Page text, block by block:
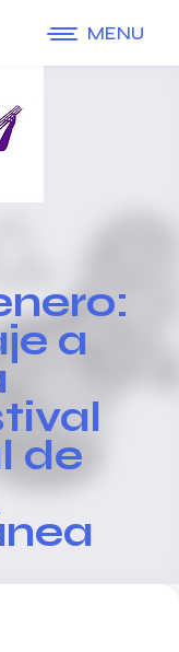
MENU
a
de